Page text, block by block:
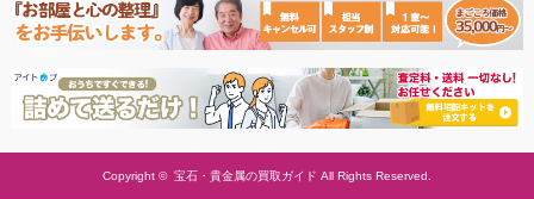
Copyright © 宝石・貴金属の買取ガイド All Rights Reserved.